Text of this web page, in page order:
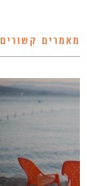
מאמרים קשורים